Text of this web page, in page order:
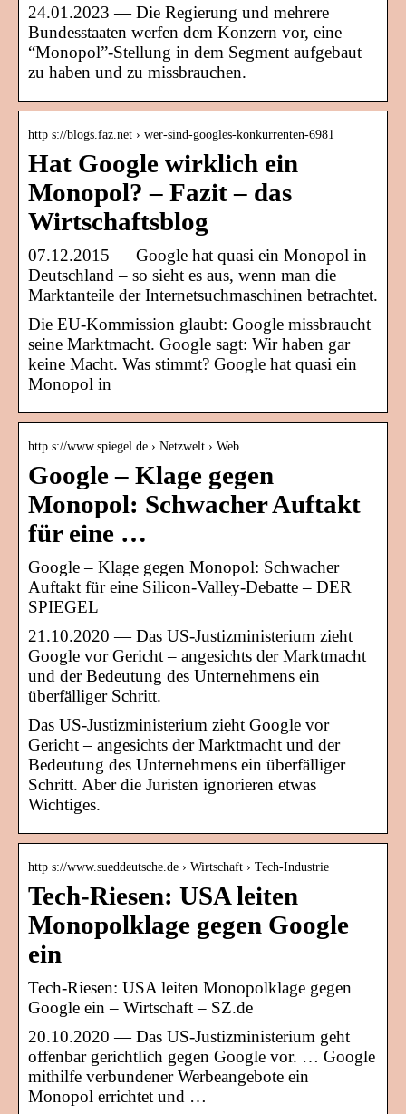
24.01.2023 — Die Regierung und mehrere
Bundesstaaten werfen dem Konzern vor, eine
“Monopol”-Stellung in dem Segment aufgebaut
zu haben und zu missbrauchen.
http s://blogs.faz.net › wer-sind-googles-konkurrenten-6981
Hat Google wirklich ein
Monopol? – Fazit – das
Wirtschaftsblog
07.12.2015 — Google hat quasi ein Monopol in
Deutschland – so sieht es aus, wenn man die
Marktanteile der Internetsuchmaschinen betrachtet.
Die EU-Kommission glaubt: Google missbraucht
seine Marktmacht. Google sagt: Wir haben gar
keine Macht. Was stimmt? Google hat quasi ein
Monopol in
http s://www.spiegel.de › Netzwelt › Web
Google – Klage gegen
Monopol: Schwacher Auftakt
für eine …
Google – Klage gegen Monopol: Schwacher
Auftakt für eine Silicon-Valley-Debatte – DER
SPIEGEL
21.10.2020 — Das US-Justizministerium zieht
Google vor Gericht – angesichts der Marktmacht
und der Bedeutung des Unternehmens ein
überfälliger Schritt.
Das US-Justizministerium zieht Google vor
Gericht – angesichts der Marktmacht und der
Bedeutung des Unternehmens ein überfälliger
Schritt. Aber die Juristen ignorieren etwas
Wichtiges.
http s://www.sueddeutsche.de › Wirtschaft › Tech-Industrie
Tech-Riesen: USA leiten
Monopolklage gegen Google
ein
Tech-Riesen: USA leiten Monopolklage gegen
Google ein – Wirtschaft – SZ.de
20.10.2020 — Das US-Justizministerium geht
offenbar gerichtlich gegen Google vor. … Google
mithilfe verbundener Werbeangebote ein
Monopol errichtet und …